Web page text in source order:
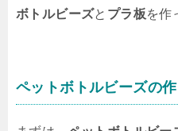
ボトルビーズと プラ板を作
ペットボトルビーズの